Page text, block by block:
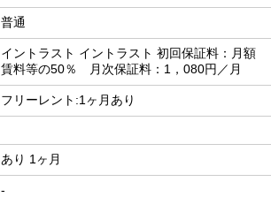
普通
イントラスト イントラスト 初回保証料：月額
賃料等の50％ 月次保証料：1，080円／月
フリーレント:1ヶ月あり
あり 1ヶ月
-